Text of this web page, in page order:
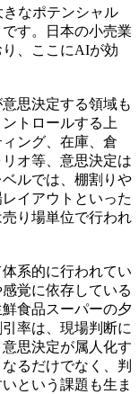
なポテンシャル
す。日本の小売業
、ここにAIが効
思決定する領域も
トロールする上
ング、在庫、倉
オ等、意思決定は
ルでは、棚割りや
イアウトといった
り場単位で行われ
系的に行われてい
覚に依存している
食品スーパーの夕
率は、現場判断に
思決定が属人化す
るだけでなく、判
という課題も生ま